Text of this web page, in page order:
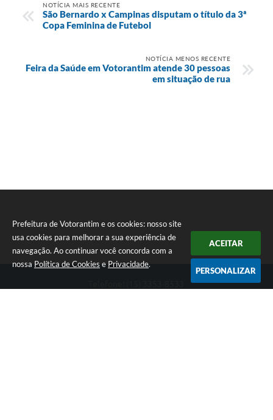
Prefeitura de Votorantim e os cookies: nosso site
usa cookies para melhorar a sua experiência de
navegação. Ao continuar você concorda com a
nossa Política de Cookies e Privacidade.
ACEITAR
PERSONALIZAR
NOTÍCIA MAIS RECENTE
São Bernardo x Campinas disputam o título da 3ª
Copa Feminina de Futebol
NOTÍCIA MENOS RECENTE
Feira da Saúde em Votorantim atende 30 pessoas
em situação de rua